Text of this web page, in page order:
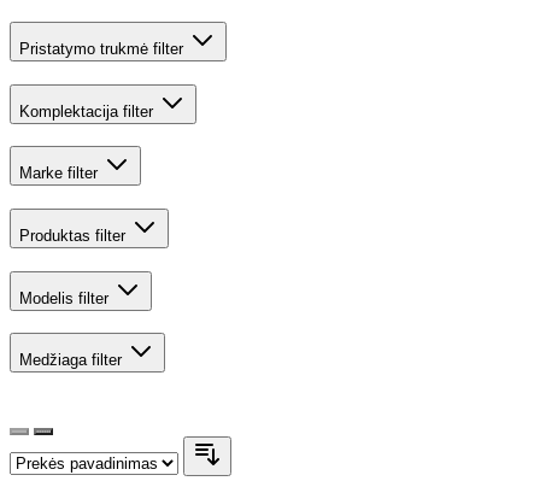
Pristatymo trukmė filter
Komplektacija filter
Marke filter
Produktas filter
Modelis filter
Medžiaga filter